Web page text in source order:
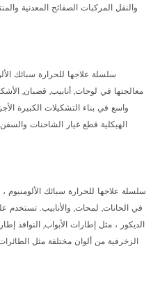
والنقل المركبات الصفائح المعدنية
معالجتها في لوحات, أنابيب, قضبان,
واسع في بناء التشكيلات الكبيرة
الهيكلية قطع غيار الشاحنات
في الحانات, لمحات, والأنابيب. تستخدم
الديكور ، مثل إطارات الأبواب, النوافذ
الزخرفية من ألوان مختلفة مثل